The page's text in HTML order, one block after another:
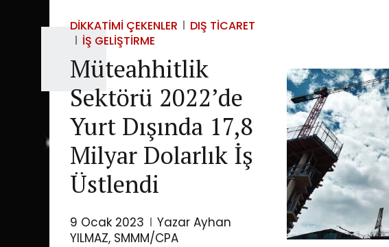
DIKKATIMI ÇEKENLER
DIŞ TICARET
İŞ GELIŞTIRME
Müteahhitlik
Sektörü 2022’de
Yurt Dışında 17,8
Milyar Dolarlık İş
Üstlendi
9 Ocak 2023
Yazar Ayhan
YILMAZ, SMMM/CPA